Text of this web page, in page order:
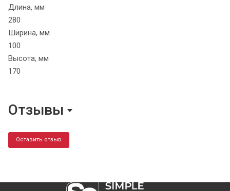
Длина, мм
280
Ширина, мм
100
Высота, мм
170
Отзывы
Оставить отзыв